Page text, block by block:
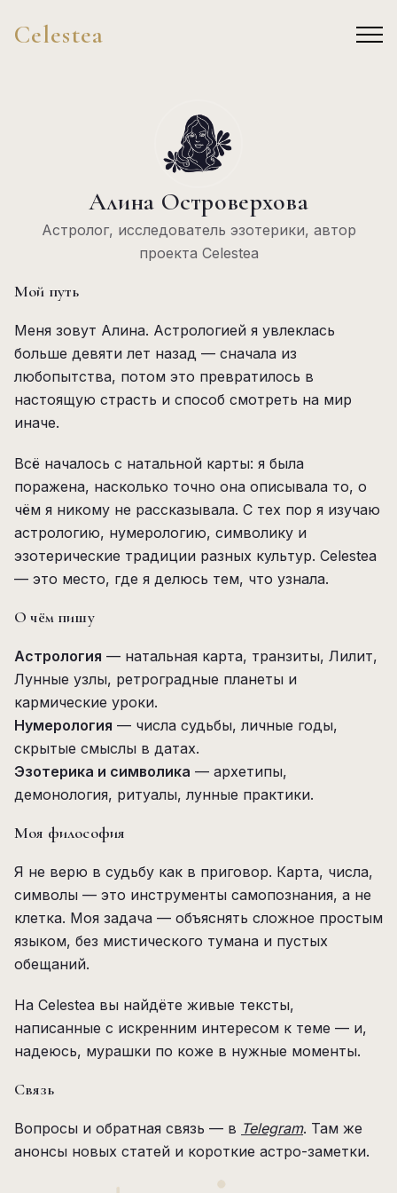
Celestea
Алина Островерхова
Астролог, исследователь эзотерики, автор
проекта Celestea
Мой путь
Меня зовут Алина. Астрологией я увлеклась
больше девяти лет назад — сначала из
любопытства, потом это превратилось в
настоящую страсть и способ смотреть на мир
иначе.
Всё началось с натальной карты: я была
поражена, насколько точно она описывала то, о
чём я никому не рассказывала. С тех пор я изучаю
астрологию, нумерологию, символику и
эзотерические традиции разных культур. Celestea
— это место, где я делюсь тем, что узнала.
О чём пишу
Астрология — натальная карта, транзиты, Лилит,
Лунные узлы, ретроградные планеты и
кармические уроки.
Нумерология — числа судьбы, личные годы,
скрытые смыслы в датах.
Эзотерика и символика — архетипы,
демонология, ритуалы, лунные практики.
Моя философия
Я не верю в судьбу как в приговор. Карта, числа,
символы — это инструменты самопознания, а не
клетка. Моя задача — объяснять сложное простым
языком, без мистического тумана и пустых
обещаний.
На Celestea вы найдёте живые тексты,
написанные с искренним интересом к теме — и,
надеюсь, мурашки по коже в нужные моменты.
Связь
Вопросы и обратная связь — в Telegram. Там же
анонсы новых статей и короткие астро-заметки.